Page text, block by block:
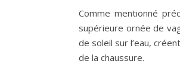
Comme mentionné
supérieure ornée de
de soleil sur l’eau,
de la chaussure.